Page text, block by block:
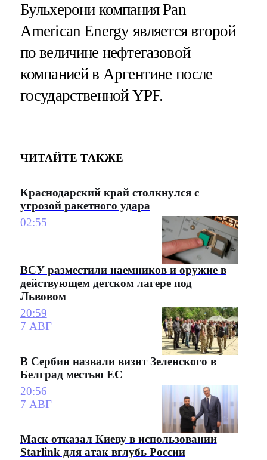
Бульхерони компания Pan
American Energy является второй
по величине нефтегазовой
компанией в Аргентине после
государственной YPF.
ЧИТАЙТЕ ТАКЖЕ
Краснодарский край столкнулся с
угрозой ракетного удара
02:55
ВСУ разместили наемников и оружие в
действующем детском лагере под
Львовом
20:59
7 АВГ
В Сербии назвали визит Зеленского в
Белград местью ЕС
20:56
7 АВГ
Маск отказал Киеву в использовании
Starlink для атак вглубь России